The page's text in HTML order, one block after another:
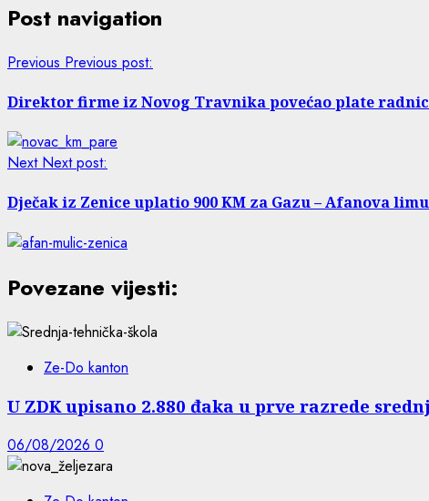
Post navigation
Previous Previous post:
Direktor firme iz Novog Travnika povećao plate
Next Next post:
Dječak iz Zenice uplatio 900 KM za Gazu – Afanova
Povezane vijesti:
Ze-Do kanton
U ZDK upisano 2.880 đaka u prve razrede
06/08/2026 0